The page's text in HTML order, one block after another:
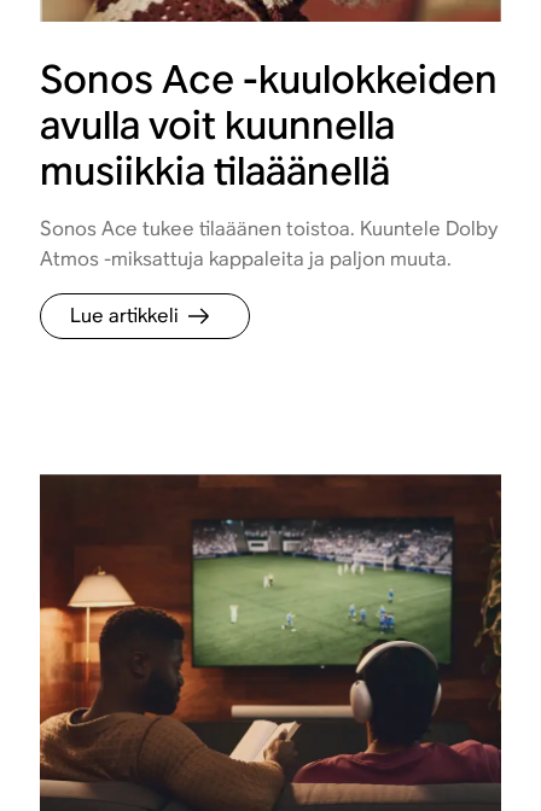
Sonos Ace -kuulokkeiden
avulla voit kuunnella
musiikkia tilaäänellä
Sonos Ace tukee tilaäänen toistoa. Kuuntele Dolby
Atmos -miksattuja kappaleita ja paljon muuta.
Lue artikkeli